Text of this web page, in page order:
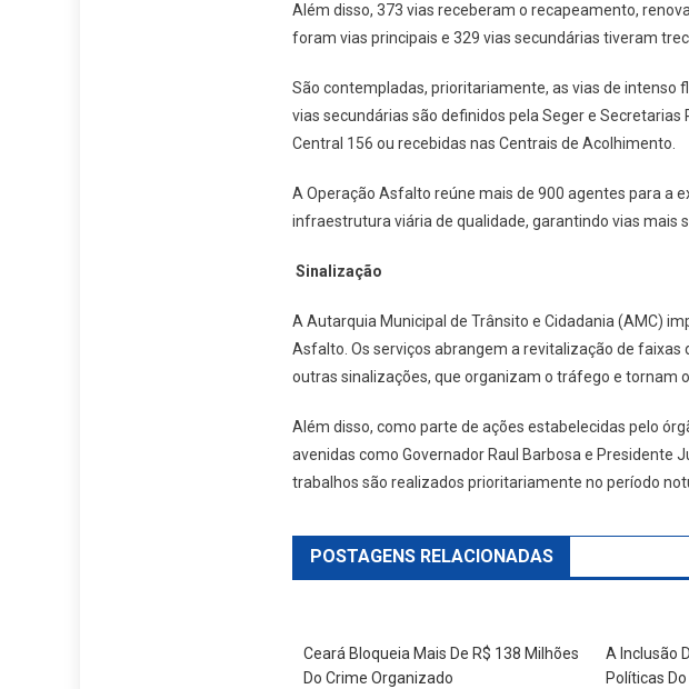
Além disso, 373 vias receberam o recapeamento,
foram vias principais e 329 vias secundárias tiveram
São contempladas, prioritariamente, as vias de intenso
vias secundárias são definidos pela Seger e
Central 156 ou recebidas nas Centrais de Acolhimento.
A Operação Asfalto reúne mais de 900 agentes para a
infraestrutura viária de qualidade, garantindo vias mais
Sinalização
A Autarquia Municipal de Trânsito e Cidadania (AMC)
Asfalto. Os serviços abrangem a revitalização de
outras sinalizações, que organizam o tráfego e tornam
Além disso, como parte de ações estabelecidas pelo
avenidas como Governador Raul Barbosa e Presidente
trabalhos são realizados prioritariamente no período
POSTAGENS RELACIONADAS
Ceará Bloqueia Mais De R$ 138 Milhões
Do Crime Organizado
A Inclusão
Políticas